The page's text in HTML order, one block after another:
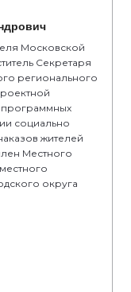
Московской
Секретаря
регионального
программных
социально
жителей
Местного
округа